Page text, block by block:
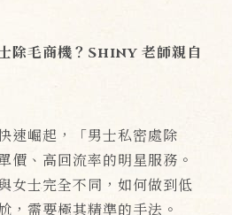
士除毛商機？Shiny 老師親自
速崛起，「男士私密處除
價、高回流率的明星服務。
女士完全不同，如何做到低
，需要極其精準的手法。